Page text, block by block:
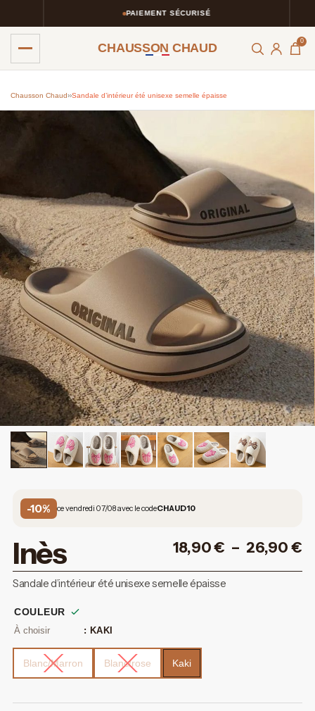
PAIEMENT SÉCURISÉ
CHAUSSON CHAUD 0
Chausson Chaud››Sandale d’intérieur été unisexe semelle épaisse
-10% ce vendredi 07/08 avec le codeCHAUD10
Inès 18,90€ – 26,90€
Sandale d’intérieur été unisexe semelle épaisse
COULEUR
: KAKI
Blanc/Marron Blanc/rose Kaki